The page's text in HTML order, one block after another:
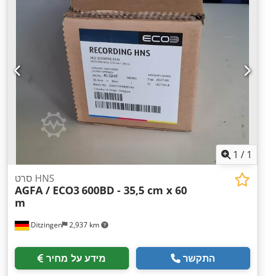
1 / 1
Ditzingen 2,937 km
סרט HNS
AGFA / ECO3600BD - 35,5 cm x 60
m
מידע על מחיר התקשר